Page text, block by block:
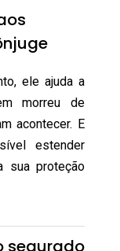
ele ajuda a
morreu de
acontecer. E
estender
sua proteção
segurado